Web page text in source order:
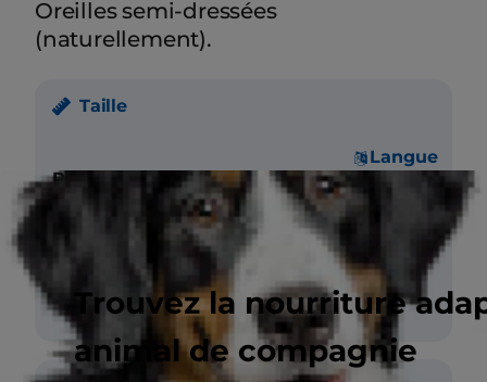
Langue
Trouvez la nourriture
animal de compagnie
Oreilles semi-dressées
(naturellement).
Taille
Poids
Mâle 5-8 kg
Femelle 5-7 kg
Mâle 36 cm
Femelle 33 cm